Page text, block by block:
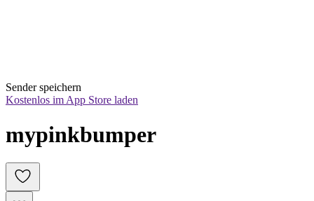
Sender speichern
Kostenlos im App Store laden
mypinkbumper